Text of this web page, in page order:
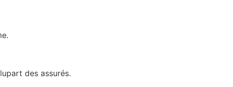
des assurés.